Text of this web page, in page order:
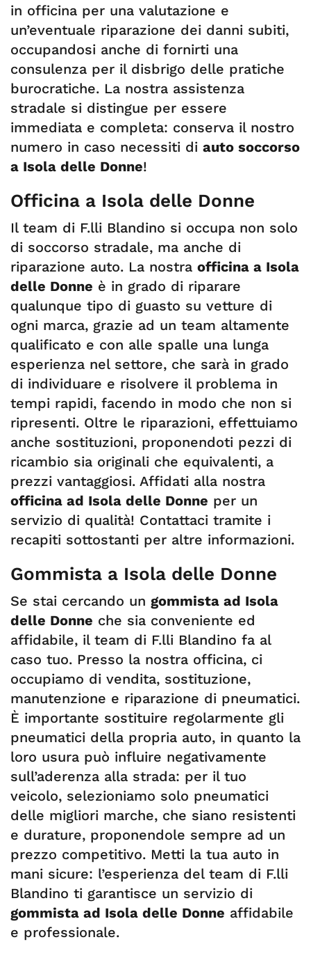
in officina per una valutazione e
un’eventuale riparazione dei danni subiti,
occupandosi anche di fornirti una
consulenza per il disbrigo delle pratiche
burocratiche. La nostra assistenza
stradale si distingue per essere
immediata e completa: conserva il nostro
numero in caso necessiti di auto soccorso
a Isola delle Donne!
Officina a Isola delle Donne
Il team di F.lli Blandino si occupa non solo
di soccorso stradale, ma anche di
riparazione auto. La nostra officina a Isola
delle Donne è in grado di riparare
qualunque tipo di guasto su vetture di
ogni marca, grazie ad un team altamente
qualificato e con alle spalle una lunga
esperienza nel settore, che sarà in grado
di individuare e risolvere il problema in
tempi rapidi, facendo in modo che non si
ripresenti. Oltre le riparazioni, effettuiamo
anche sostituzioni, proponendoti pezzi di
ricambio sia originali che equivalenti, a
prezzi vantaggiosi. Affidati alla nostra
officina ad Isola delle Donne per un
servizio di qualità! Contattaci tramite i
recapiti sottostanti per altre informazioni.
Gommista a Isola delle Donne
Se stai cercando un gommista ad Isola
delle Donne che sia conveniente ed
affidabile, il team di F.lli Blandino fa al
caso tuo. Presso la nostra officina, ci
occupiamo di vendita, sostituzione,
manutenzione e riparazione di pneumatici.
È importante sostituire regolarmente gli
pneumatici della propria auto, in quanto la
loro usura può influire negativamente
sull’aderenza alla strada: per il tuo
veicolo, selezioniamo solo pneumatici
delle migliori marche, che siano resistenti
e durature, proponendole sempre ad un
prezzo competitivo. Metti la tua auto in
mani sicure: l’esperienza del team di F.lli
Blandino ti garantisce un servizio di
gommista ad Isola delle Donne affidabile
e professionale.